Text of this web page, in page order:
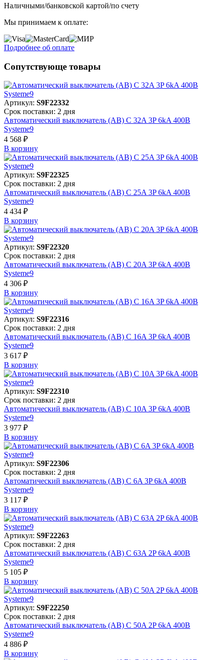
Наличными/банковской картой/по счету
Мы принимаем к оплате:
Подробнее об оплате
Сопутствующе товары
Артикул: S9F22332
Срок поставки: 2 дня
Автоматический выключатель (АВ) C 32A 3P 6kA 400В
Systeme9
4 568 ₽
В корзинy
Артикул: S9F22325
Срок поставки: 2 дня
Автоматический выключатель (АВ) C 25A 3P 6kA 400В
Systeme9
4 434 ₽
В корзинy
Артикул: S9F22320
Срок поставки: 2 дня
Автоматический выключатель (АВ) C 20A 3P 6kA 400В
Systeme9
4 306 ₽
В корзинy
Артикул: S9F22316
Срок поставки: 2 дня
Автоматический выключатель (АВ) C 16A 3P 6kA 400В
Systeme9
3 617 ₽
В корзинy
Артикул: S9F22310
Срок поставки: 2 дня
Автоматический выключатель (АВ) C 10A 3P 6kA 400В
Systeme9
3 977 ₽
В корзинy
Артикул: S9F22306
Срок поставки: 2 дня
Автоматический выключатель (АВ) C 6A 3P 6kA 400В
Systeme9
3 117 ₽
В корзинy
Артикул: S9F22263
Срок поставки: 2 дня
Автоматический выключатель (АВ) C 63A 2P 6kA 400В
Systeme9
5 105 ₽
В корзинy
Артикул: S9F22250
Срок поставки: 2 дня
Автоматический выключатель (АВ) C 50A 2P 6kA 400В
Systeme9
4 886 ₽
В корзинy